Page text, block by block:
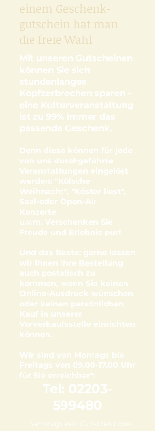
einem Geschenk-
gutschein hat man
die freie Wahl
Mit unseren Gutscheinen
können Sie sich
stundenlanges
Kopfzerbrechen sparen -
eine Kulturveranstaltung
ist zu 99% immer das
passende Geschenk.
Denn diese können für jede
von uns durchgeführte
Veranstaltungen eingelöst
werden: "Kölsche
Weihnacht", "Köster liest",
Saal-oder Open-Air
Konzerte
u.v.m. Verschenken Sie
Freude und Erlebnis pur!
Und das Beste: gerne lassen
wir Ihnen Ihre Bestellung
auch postalisch zu
kommen, wenn Sie keinen
Online-Ausdruck wünschen
oder keinen persönlichen
Kauf in unserer
Vorverkaufsstelle einrichten
können.
Wir sind von Montags bis
Freitags von 09.00-17.00 Uhr
für Sie erreichbar*:
Tel: 02203-
599480
* Samstags kein Gutschein oder